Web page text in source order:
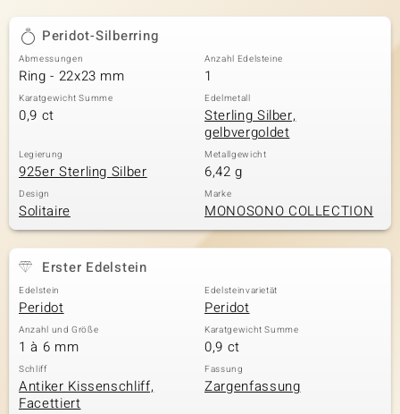
Peridot-Silberring
Abmessungen
Ring - 22x23 mm
Anzahl Edelsteine
1
Karatgewicht Summe
0,9 ct
Edelmetall
Sterling Silber,
gelbvergoldet
Legierung
925er Sterling Silber
Metallgewicht
6,42 g
Design
Solitaire
Marke
MONOSONO COLLECTION
Erster Edelstein
Edelstein
Peridot
Edelsteinvarietät
Peridot
Anzahl und Größe
1 à 6 mm
Karatgewicht Summe
0,9 ct
Schliff
Antiker Kissenschliff,
Facettiert
Fassung
Zargenfassung